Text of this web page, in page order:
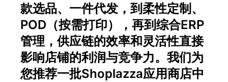
款选品、一件代发，到柔性定制、
POD（按需打印），再到综合ERP
管理，供应链的效率和灵活性直接
影响店铺的利润与竞争力。我们为
您推荐一批Shoplazza应用商店中